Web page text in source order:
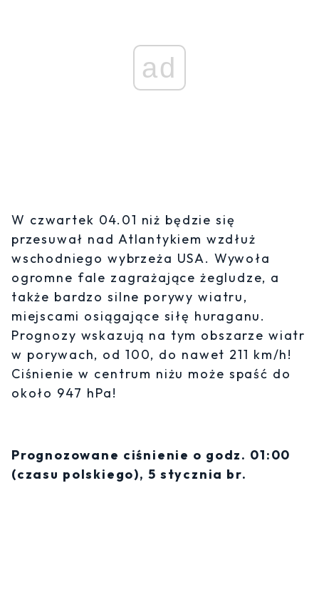
ad
W czwartek 04.01 niż będzie się
przesuwał nad Atlantykiem wzdłuż
wschodniego wybrzeża USA. Wywoła
ogromne fale zagrażające żegludze, a
także bardzo silne porywy wiatru,
miejscami osiągające siłę huraganu.
Prognozy wskazują na tym obszarze wiatr
w porywach, od 100, do nawet 211 km/h!
Ciśnienie w centrum niżu może spaść do
około 947 hPa!
Prognozowane ciśnienie o godz. 01:00
(czasu polskiego), 5 stycznia br.